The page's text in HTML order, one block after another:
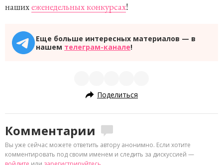
нашихеженедельных конкурсах!
Еще больше интересных материалов — в
нашем телеграм-канале!
Поделиться
Комментарии
Вы уже сейчас можете ответить автору анонимно. Если хотите
комментировать под своим именем и следить за дискуссией —